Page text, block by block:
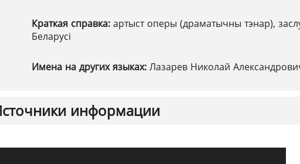
Краткая справка: артыст оперы (драматычны тэнар),
Беларусі
Имена на других языках: Лазарев Николай
информации